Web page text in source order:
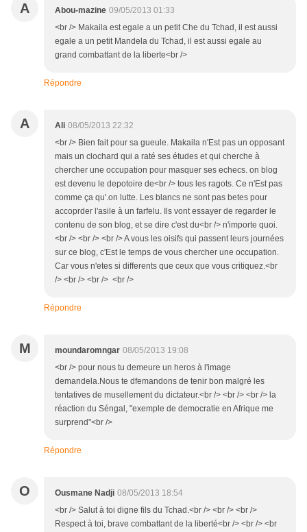
A Abou-mazine 09/05/2013 01:33
<br /> Makaila est egale a un petit Che du Tchad, il est aussi
egale a un petit Mandela du Tchad, il est aussi egale au
grand combattant de la liberte<br />
Répondre
A Ali 08/05/2013 22:32
<br /> Bien fait pour sa gueule. Makaila n'Est pas un opposant
mais un clochard qui a raté ses études et qui cherche à
chercher une occupation pour masquer ses echecs. on blog
est devenu le depotoire de<br /> tous les ragots. Ce n'Est pas
comme ça qu'.on lutte. Les blancs ne sont pas betes pour
accoprder l'asile à un farfelu. Ils vont essayer de regarder le
contenu de son blog, et se dire c'est du<br /> n'importe quoi.
<br /> <br /> <br /> A vous les oisifs qui passent leurs journées
sur ce blog, c'Est le temps de vous chercher une occupation.
Car vous n'etes si differents que ceux que vous critiquez.<br
/> <br /> <br /> <br />
Répondre
M moundaromngar 08/05/2013 19:08
<br /> pour nous tu demeure un heros à l'image
demandela.Nous te dfemandons de tenir bon malgré les
tentatives de musellement du dictateur.<br /> <br /> <br /> la
réaction du Séngal, "exemple de democratie en Afrique me
surprend"<br />
Répondre
O Ousmane Nadji 08/05/2013 18:54
<br /> Salut à toi digne fils du Tchad.<br /> <br /> <br />
Respect à toi, brave combattant de la liberté<br /> <br /> <br